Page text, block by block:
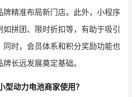
牌精准布局新门店。此外，小程序
拼团、限时折扣等，有助于吸引
时，会员体系和积分奖励功能也
长远发展奠定基础。
动力电池商家使用？